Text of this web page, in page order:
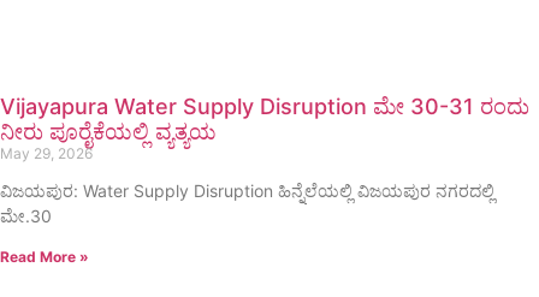
Vijayapura Water Supply Disruption ಮೇ 30-31 ರಂದು
ನೀರು ಪೂರೈಕೆಯಲ್ಲಿ ವ್ಯತ್ಯಯ
May 29, 2026
ವಿಜಯಪುರ: Water Supply Disruption ಹಿನ್ನೆಲೆಯಲ್ಲಿ ವಿಜಯಪುರ ನಗರದಲ್ಲಿ
ಮೇ.30
Read More »